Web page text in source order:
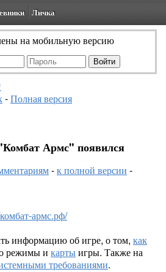
Личка
на мобильную версию
-Полная версия
Армс" появился
-к полной версии -
армс.рф/
информацию об игре, о том, как
режимы и картыигры. Также на
требованиями.